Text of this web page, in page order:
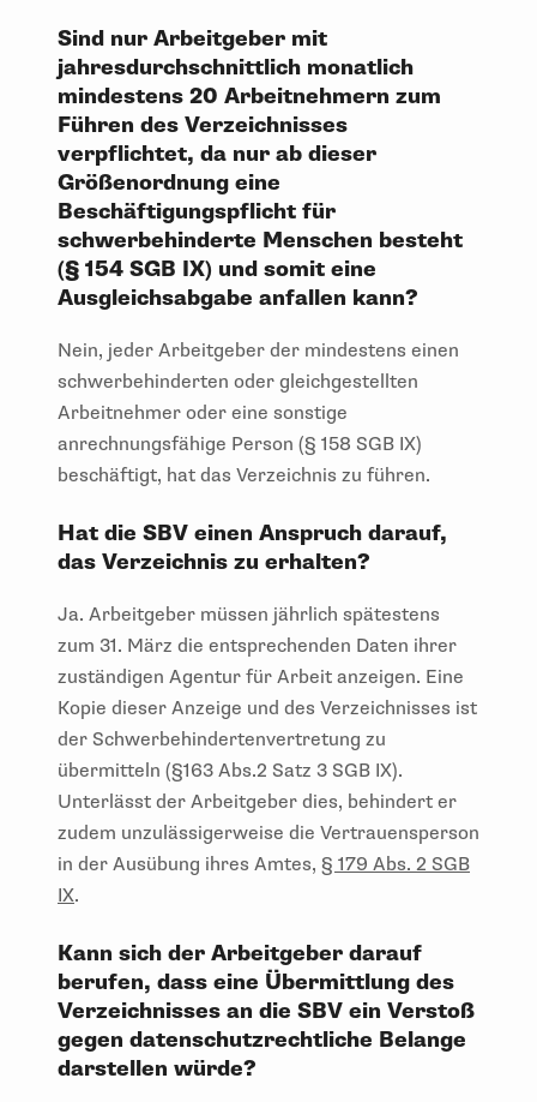
Sind nur Arbeitgeber mit
jahresdurchschnittlich monatlich
mindestens 20 Arbeitnehmern zum
Führen des Verzeichnisses
verpflichtet, da nur ab dieser
Größenordnung eine
Beschäftigungspflicht für
schwerbehinderte Menschen besteht
(§ 154 SGB IX) und somit eine
Ausgleichsabgabe anfallen kann?
Nein, jeder Arbeitgeber der mindestens einen
schwerbehinderten oder gleichgestellten
Arbeitnehmer oder eine sonstige
anrechnungsfähige Person (§ 158 SGB IX)
beschäftigt, hat das Verzeichnis zu führen.
Hat die SBV einen Anspruch darauf,
das Verzeichnis zu erhalten?
Ja. Arbeitgeber müssen jährlich spätestens
zum 31. März die entsprechenden Daten ihrer
zuständigen Agentur für Arbeit anzeigen. Eine
Kopie dieser Anzeige und des Verzeichnisses ist
der Schwerbehindertenvertretung zu
übermitteln (§163 Abs.2 Satz 3 SGB IX).
Unterlässt der Arbeitgeber dies, behindert er
zudem unzulässigerweise die Vertrauensperson
in der Ausübung ihres Amtes, § 179 Abs. 2 SGB
IX.
Kann sich der Arbeitgeber darauf
berufen, dass eine Übermittlung des
Verzeichnisses an die SBV ein Verstoß
gegen datenschutzrechtliche Belange
darstellen würde?